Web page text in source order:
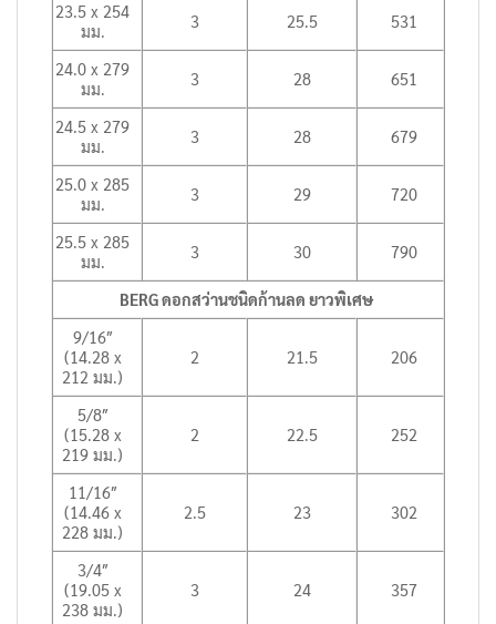
23.5 x 254
มม.
3 25.5 531
24.0 x 279
มม.
3 28 651
24.5 x 279
มม.
3 28 679
25.0 x 285
มม.
3 29 720
25.5 x 285
มม.
3 30 790
BERG ดอกสว่านชนิดก้านลด ยาวพิเศษ
9/16″
(14.28 x
212 มม.)
2 21.5 206
5/8″
(15.28 x
219 มม.)
2 22.5 252
11/16″
(14.46 x
228 มม.)
2.5 23 302
3/4″
(19.05 x
238 มม.)
3 24 357